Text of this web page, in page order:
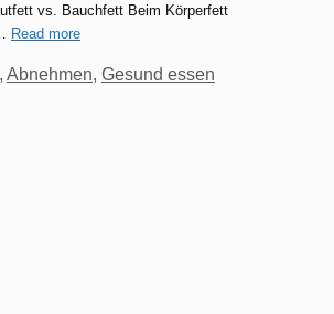
vs. Bauchfett Beim Körperfett
Read more
, Abnehmen, Gesund essen